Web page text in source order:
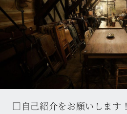
□自己紹介をお願いします！